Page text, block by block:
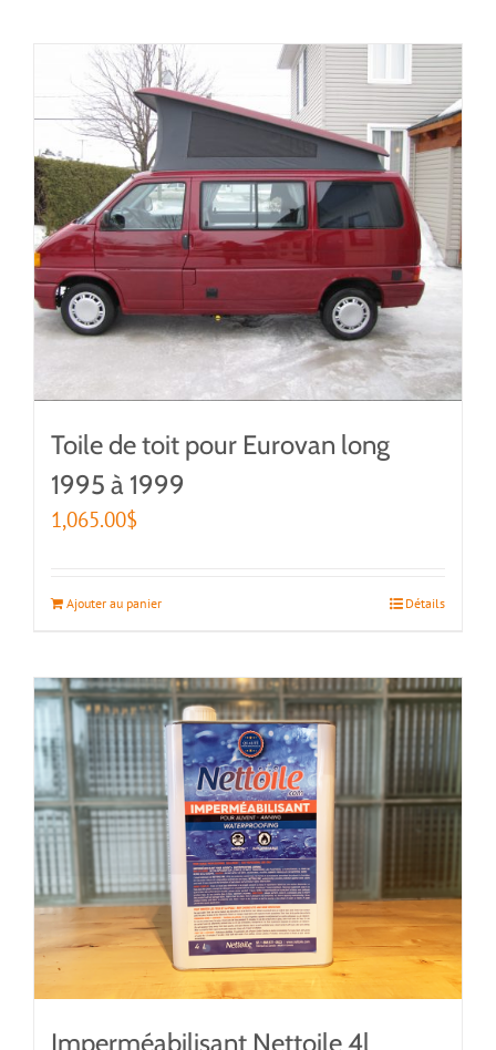
Toile de toit pour Eurovan long
1995 à 1999
1,065.00$
Ajouter au panier Détails
Imperméabilisant Nettoile 4l